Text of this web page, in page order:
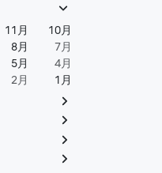
11月
10月
8月
7月
5月
4月
2月 1月